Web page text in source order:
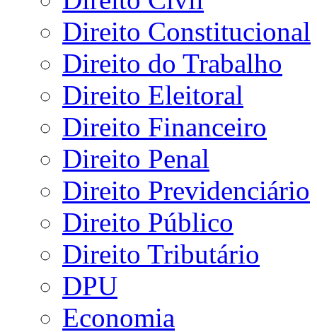
Direito Constitucional
Direito do Trabalho
Direito Eleitoral
Direito Financeiro
Direito Penal
Direito Previdenciário
Direito Público
Direito Tributário
DPU
Economia